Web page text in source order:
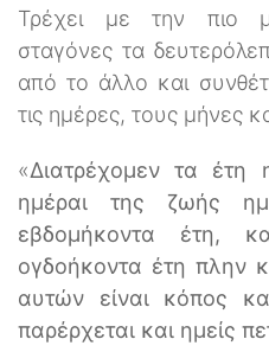
Τρέχει με την πιο
σταγόνες τα
από το άλλο και
τις ημέρες, τους μήνες
«Διατρέχομεν τα
ημέραι της ζωής
εβδομήκοντα έτη,
ογδοήκοντα έτη πλην
αυτών είναι κόπος
παρέρχεται και ημείς